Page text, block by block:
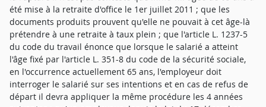
été mise à la retraite d'office le 1er juillet 2011 ; que les
documents produits prouvent qu'elle ne pouvait à cet âge-là
prétendre à une retraite à taux plein ; que l'article L. 1237-5
du code du travail énonce que lorsque le salarié a atteint
l'âge fixé par l'article L. 351-8 du code de la sécurité sociale,
en l'occurrence actuellement 65 ans, l'employeur doit
interroger le salarié sur ses intentions et en cas de refus de
départ il devra appliquer la même procédure les 4 années